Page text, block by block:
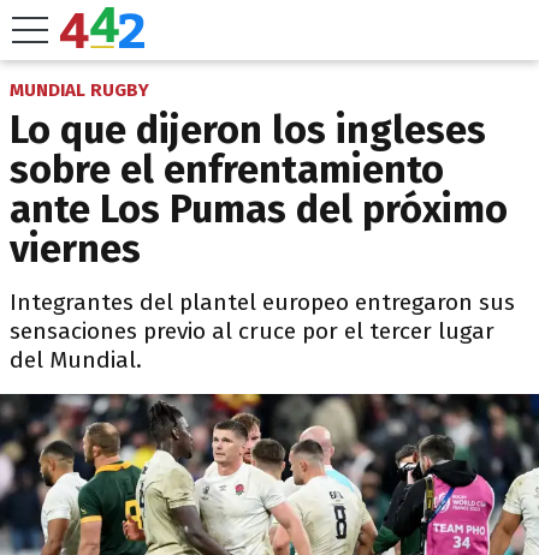
MUNDIAL RUGBY
Lo que dijeron los ingleses
sobre el enfrentamiento
ante Los Pumas del próximo
viernes
Integrantes del plantel europeo entregaron sus
sensaciones previo al cruce por el tercer lugar
del Mundial.